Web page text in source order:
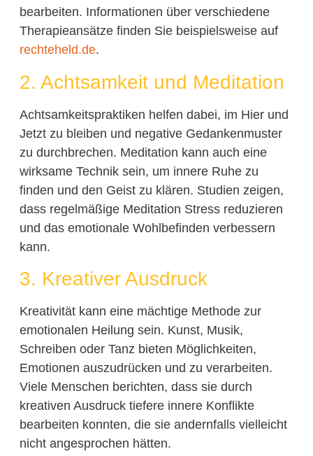
bearbeiten. Informationen über verschiedene
Therapieansätze finden Sie beispielsweise auf
rechteheld.de.
2. Achtsamkeit und Meditation
Achtsamkeitspraktiken helfen dabei, im Hier und
Jetzt zu bleiben und negative Gedankenmuster
zu durchbrechen. Meditation kann auch eine
wirksame Technik sein, um innere Ruhe zu
finden und den Geist zu klären. Studien zeigen,
dass regelmäßige Meditation Stress reduzieren
und das emotionale Wohlbefinden verbessern
kann.
3. Kreativer Ausdruck
Kreativität kann eine mächtige Methode zur
emotionalen Heilung sein. Kunst, Musik,
Schreiben oder Tanz bieten Möglichkeiten,
Emotionen auszudrücken und zu verarbeiten.
Viele Menschen berichten, dass sie durch
kreativen Ausdruck tiefere innere Konflikte
bearbeiten konnten, die sie andernfalls vielleicht
nicht angesprochen hätten.